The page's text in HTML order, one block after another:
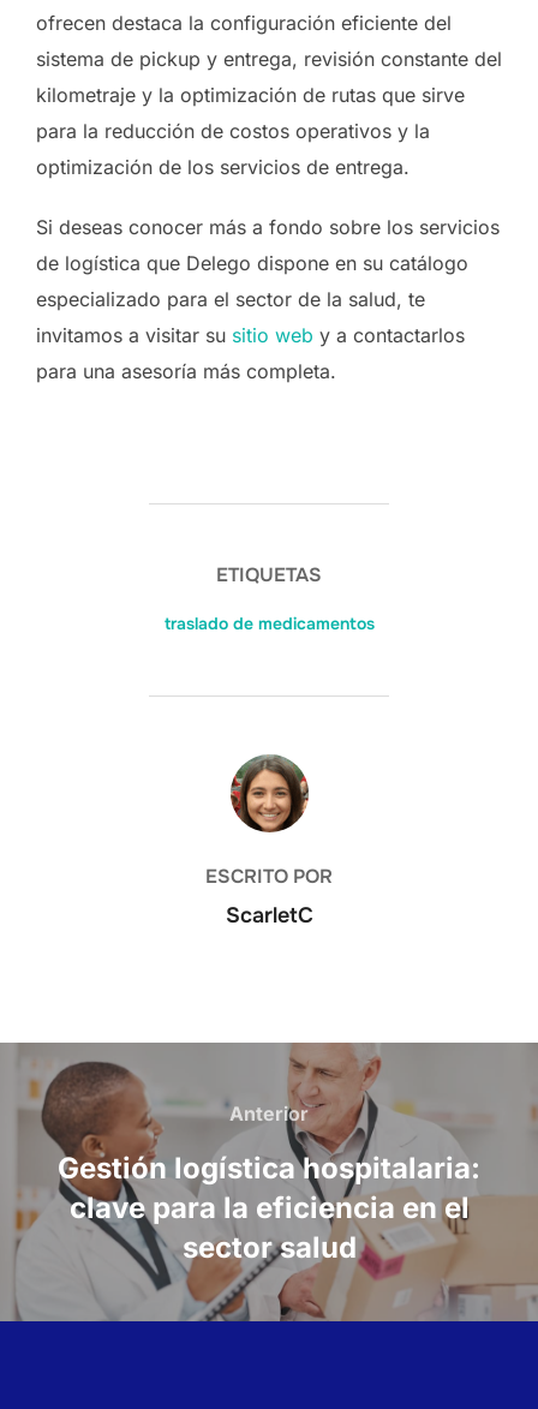
ofrecen destaca la configuración eficiente del
sistema de pickup y entrega, revisión constante del
kilometraje y la optimización de rutas que sirve
para la reducción de costos operativos y la
optimización de los servicios de entrega.
Si deseas conocer más a fondo sobre los servicios
de logística que Delego dispone en su catálogo
especializado para el sector de la salud, te
invitamos a visitar su sitio web y a contactarlos
para una asesoría más completa.
ETIQUETAS
traslado de medicamentos
AUTOR DE LA PUBLICACIÓN
ESCRITO POR
ScarletC
Navegación
entradas
Anterior
Anterior
Gestión logística hospitalaria:
clave para la eficiencia en el
sector salud